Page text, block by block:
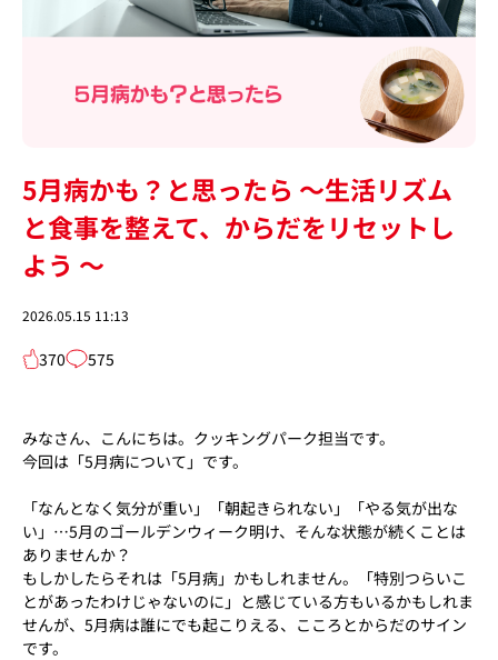
5月病かも？と思ったら ～生活リズム
と食事を整えて、からだをリセットし
よう ～
2026.05.15 11:13
370 575
みなさん、こんにちは。クッキングパーク担当です。
今回は「5月病について」です。
「なんとなく気分が重い」「朝起きられない」「やる気が出な
い」…5月のゴールデンウィーク明け、そんな状態が続くことは
ありませんか？
もしかしたらそれは「5月病」かもしれません。「特別つらいこ
とがあったわけじゃないのに」と感じている方もいるかもしれま
せんが、5月病は誰にでも起こりえる、こころとからだのサイン
です。